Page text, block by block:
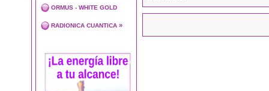
ORMUS - WHITE GOLD
RADIONICA CUANTICA »